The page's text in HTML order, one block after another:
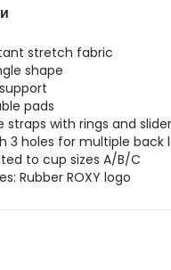
stretch fabric
shape
pads
straps with rings and
3 holes for multiple back
to cup sizes A/B/C
Rubber ROXY logo